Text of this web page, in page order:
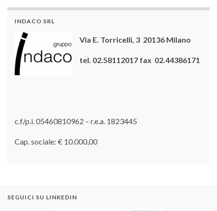
INDACO SRL
Via E. Torricelli, 3 20136 Milano
tel. 02.58112017 fax 02.44386171
c.f/p.i. 05460810962 – r.e.a. 1823445
Cap. sociale: € 10.000,00
SEGUICI SU LINKEDIN